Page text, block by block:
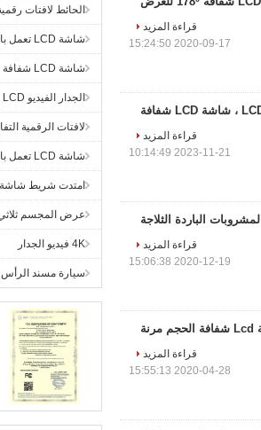
الحائط لافتات
شاشة LCD تعمل باللمس كشك
شاشة LCD شفافة
الجدار الفيديو LCD
لافتات الرقمية
شاشة LCD تعمل باللمس الجدول
امتدت شريط شاشة LCD
عرض المجسم ثلاثي
4K فيديو الجدار
سيارة مسند
قراءة المزيد
2020-09-17 15:24:50
قراءة المزيد
2023-11-21 10:14:49
قراءة المزيد
2020-12-19 15:06:38
قراءة المزيد
2020-04-28 15:55:13